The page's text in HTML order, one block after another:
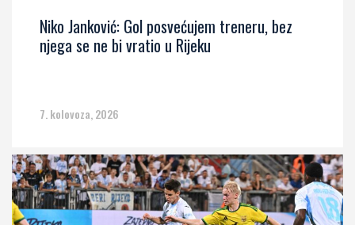
Niko Janković: Gol posvećujem treneru, bez
njega se ne bi vratio u Rijeku
7. kolovoza, 2026